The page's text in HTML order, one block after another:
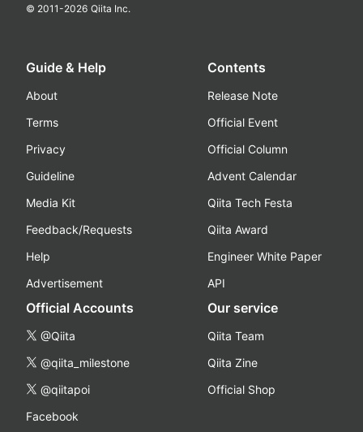
© 2011-2026 Qiita Inc.
Guide & Help
About
Terms
Privacy
Guideline
Media Kit
Feedback/Requests
Help
Advertisement
Contents
Release Note
Official Event
Official Column
Advent Calendar
Qiita Tech Festa
Qiita Award
Engineer White Paper
API
Official Accounts
@Qiita
@qiita_milestone
@qiitapoi
Facebook
Our service
Qiita Team
Qiita Zine
Official Shop